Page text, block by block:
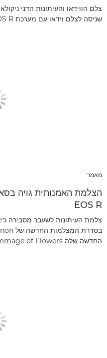
צלם הווידאו והעיתונות הדני
שניסה לצלם וידאו עם מערכת Canon EOS R. זה מה שיש לו לומר.
מאמר
הצלמת האמנותית גויה
EOS R
צלמת העיתונות לשעבר מסבירה
החדשה שלה Rummage of Flowers.